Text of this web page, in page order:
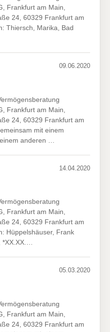
Frankfurt am Main,
24, 60329 Frankfurt am
Thiersch, Marika, Bad
09.06.2020
Frankfurt am Main,
24, 60329 Frankfurt am
mit einem
anderen …
14.04.2020
Frankfurt am Main,
24, 60329 Frankfurt am
Hüppelshäuser, Frank
05.03.2020
Frankfurt am Main,
24, 60329 Frankfurt am